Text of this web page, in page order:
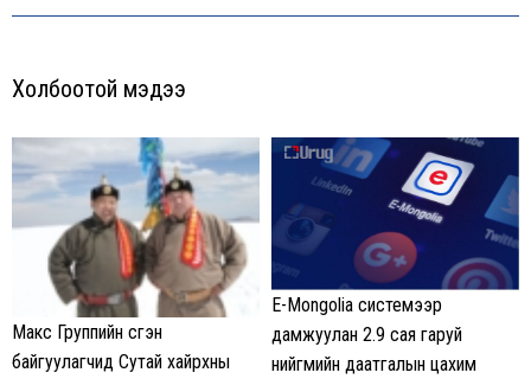
Холбоотой мэдээ
Макс Группийн үүсгэн
байгуулагчид Сутай хайрхны
E-Mongolia системээр
дамжуулан 2.9 сая гаруй
нийгмийн даатгалын цахим